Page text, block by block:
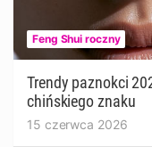
Feng Shui roczny
Trendy paznokci
chińskiego znaku
15 czerwca 2026